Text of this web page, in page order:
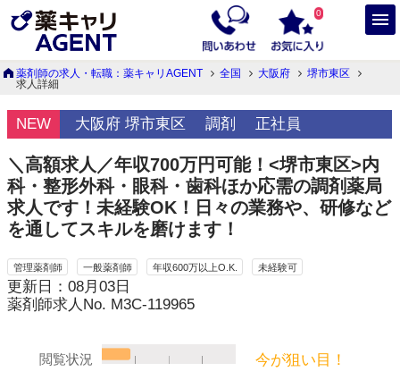
0
薬剤師の求人・転職：薬キャリAGENT 全国 大阪府
堺市東区
求人詳細
NEW 大阪府 堺市東区 調剤 正社員
＼高額求人／年収700万円可能！<堺市東区>内
科・整形外科・眼科・歯科ほか応需の調剤薬局
求人です！未経験OK！日々の業務や、研修など
を通してスキルを磨けます！
管理薬剤師 一般薬剤師 年収600万以上O.K. 未経験可
更新日：08月03日
薬剤師求人No. M3C-119965
閲覧状況 今が狙い目！